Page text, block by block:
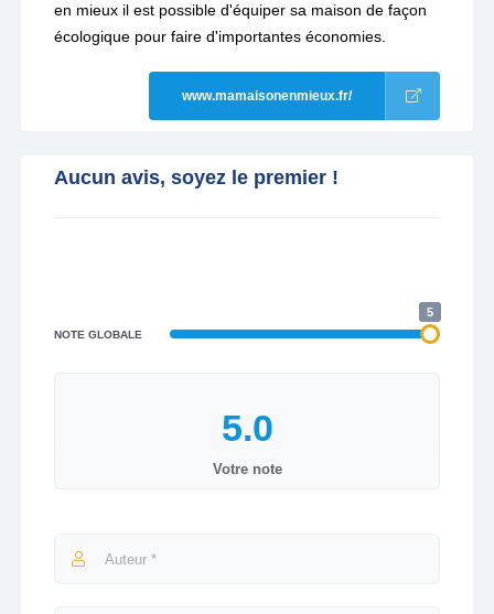
en mieux il est possible d'équiper sa maison de façon
écologique pour faire d'importantes économies.
www.mamaisonenmieux.fr/
Aucun avis, soyez le premier !
NOTE GLOBALE
5
Votre note